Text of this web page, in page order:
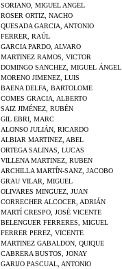
SORIANO, MIGUEL ANGEL
ROSER ORTIZ, NACHO
QUESADA GARCIA, ANTONIO
FERRER, RAÚL
GARCIA PARDO, ALVARO
MARTINEZ RAMOS, VICTOR
DOMINGO SANCHEZ, MIGUEL ÁNGEL
MORENO JIMENEZ, LUIS
BAENA DELFA, BARTOLOME
COMES GRACIA, ALBERTO
SAIZ JIMÉNEZ, RUBÉN
GIL EBRI, MARC
ALONSO JULIÁN, RICARDO
ALBIAR MARTINEZ, ABEL
ORTEGA SALINAS, LUCAS
VILLENA MARTINEZ, RUBEN
ARCHILLA MARTÍN-SANZ, JACOBO
GRAU VILAR, MIGUEL
OLIVARES MINGUEZ, JUAN
CORRECHER ALCOCER, ADRIÁN
MARTÍ CRESPO, JOSÉ VICENTE
BELENGUER FERRERES, MIGUEL
FERRER PEREZ, VICENTE
MARTINEZ GABALDON, QUIQUE
CABRERA BUSTOS, JONAY
GARIJO PASCUAL, ANTONIO